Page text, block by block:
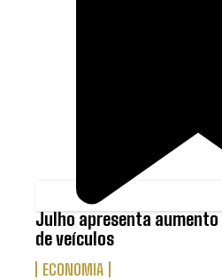
Julho apresenta
de veículos
ECONOMIA